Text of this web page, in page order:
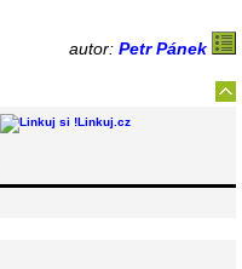
autor: Petr Pánek
Linkuj.cz